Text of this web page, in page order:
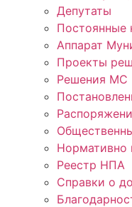
Депутаты
Постоянные
Аппарат
Проекты
Решения МС
Нормативно
Реестр НПА
Справки о